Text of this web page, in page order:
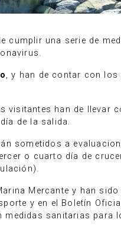
cumplir una serie de
, y han de contar con
visitantes han de llevar
de la salida.
sometidos a
o cuarto día de
Mercante y han
y en el Boletín
sanitarias